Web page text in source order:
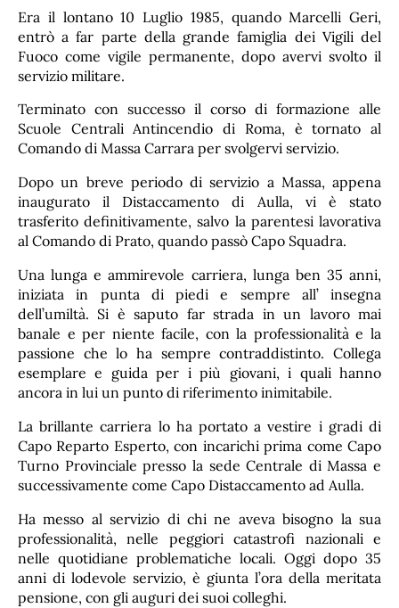
Era il lontano 10 Luglio 1985, quando Marcelli Geri,
entrò a far parte della grande famiglia dei Vigili del
Fuoco come vigile permanente, dopo avervi svolto il
servizio militare.
Terminato con successo il corso di formazione alle
Scuole Centrali Antincendio di Roma, è tornato al
Comando di Massa Carrara per svolgervi servizio.
Dopo un breve periodo di servizio a Massa, appena
inaugurato il Distaccamento di Aulla, vi è stato
trasferito definitivamente, salvo la parentesi lavorativa
al Comando di Prato, quando passò Capo Squadra.
Una lunga e ammirevole carriera, lunga ben 35 anni,
iniziata in punta di piedi e sempre all’ insegna
dell’umiltà. Si è saputo far strada in un lavoro mai
banale e per niente facile, con la professionalità e la
passione che lo ha sempre contraddistinto. Collega
esemplare e guida per i più giovani, i quali hanno
ancora in lui un punto di riferimento inimitabile.
La brillante carriera lo ha portato a vestire i gradi di
Capo Reparto Esperto, con incarichi prima come Capo
Turno Provinciale presso la sede Centrale di Massa e
successivamente come Capo Distaccamento ad Aulla.
Ha messo al servizio di chi ne aveva bisogno la sua
professionalità, nelle peggiori catastrofi nazionali e
nelle quotidiane problematiche locali. Oggi dopo 35
anni di lodevole servizio, è giunta l’ora della meritata
pensione, con gli auguri dei suoi colleghi.